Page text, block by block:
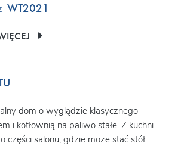
dom o wyglądzie klasycznego
i kotłownią na paliwo stałe. Z kuchni
części salonu, gdzie może stać stół
WT2021